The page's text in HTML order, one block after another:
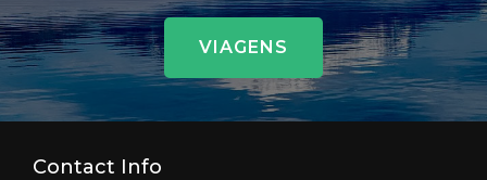
VIAGENS
Contact Info